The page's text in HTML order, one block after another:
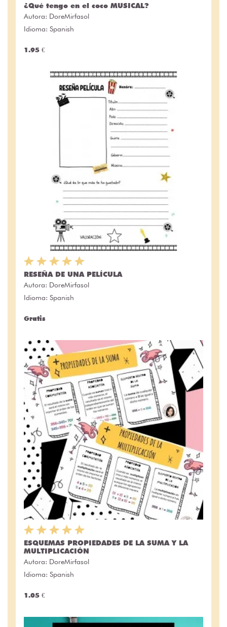
¿Qué tengo en el coco MUSICAL?
Autora: DoreMirfasol
Idioma: Spanish
1.95 €
RESEÑA DE UNA PELÍCULA
Autora: DoreMirfasol
Idioma: Spanish
Gratis
ESQUEMAS PROPIEDADES DE LA SUMA Y LA
MULTIPLICACIÓN
Autora: DoreMirfasol
Idioma: Spanish
1.05 €